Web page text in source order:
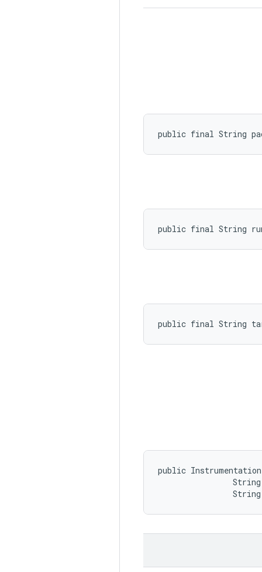
public final String
public final String
public final String
public